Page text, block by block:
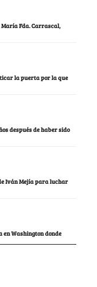
Fda. Carrascal,
la puerta por la que
después de haber sido
Iván Mejía para luchar
en Washington donde